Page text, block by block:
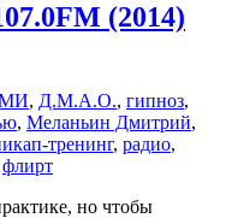
(2014)
, Д.М.А.О., гипноз,
, Меланьин Дмитрий,
тренинг, радио,
флирт
но чтобы